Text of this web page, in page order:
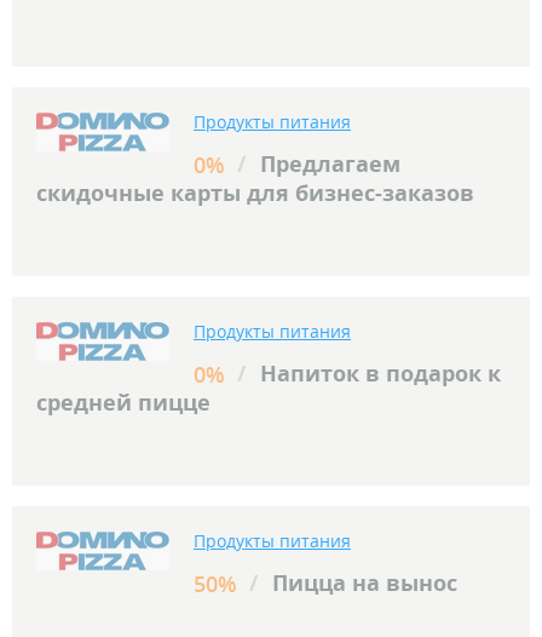
Продукты питания
0% / Предлагаем
скидочные карты для бизнес-заказов
Продукты питания
0% / Напиток в подарок к
средней пицце
Продукты питания
50% / Пицца на вынос